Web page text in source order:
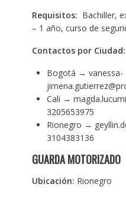
Requisitos: Bachiller,
– 1 año, curso de
Contactos por Ciudad:
Bogotá → vanessa-
Cali →
3205653975
Rionegro →
3104383136
GUARDA MOTORIZADO
Ubicación: Rionegro